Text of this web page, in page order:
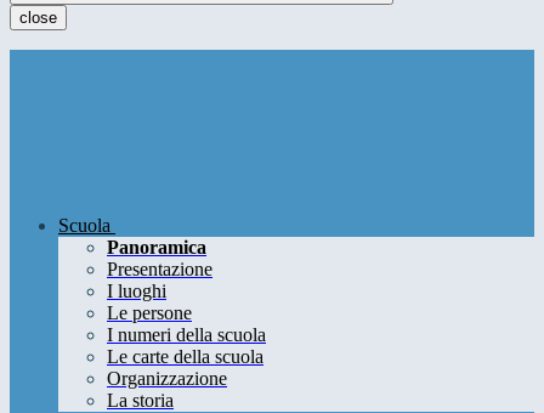
close
Scuola
Panoramica
Presentazione
I luoghi
Le persone
I numeri della scuola
Le carte della scuola
Organizzazione
La storia